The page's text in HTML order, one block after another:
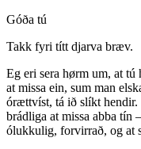
Góða tú
Takk fyri títt djarva bræv.
Eg eri sera hørm um, at tú
at missa ein, sum man
órættvíst, tá ið slíkt
brádliga at missa abba
ólukkulig, forvirrað, og at